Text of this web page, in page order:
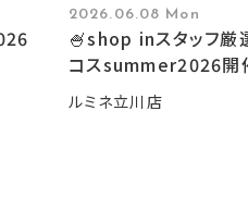
2026.06.08 Mon
🍧shop inスタッフ厳
コスsummer2026開
🍧
ルミネ立川店